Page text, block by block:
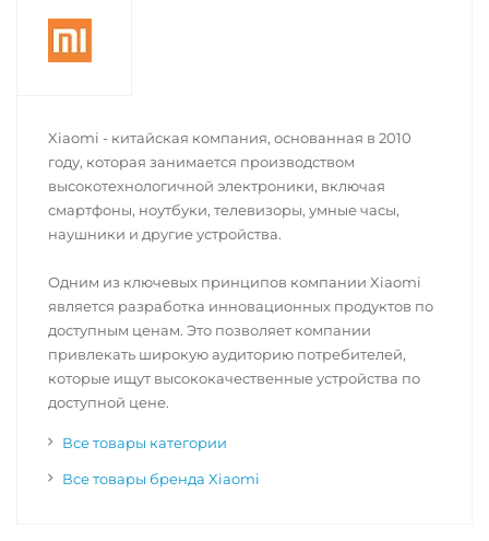
Xiaomi - китайская компания, основанная в 2010
году, которая занимается производством
высокотехнологичной электроники, включая
смартфоны, ноутбуки, телевизоры, умные часы,
наушники и другие устройства.
Одним из ключевых принципов компании Xiaomi
является разработка инновационных продуктов по
доступным ценам. Это позволяет компании
привлекать широкую аудиторию потребителей,
которые ищут высококачественные устройства по
доступной цене.
Все товары категории
Все товары бренда Xiaomi